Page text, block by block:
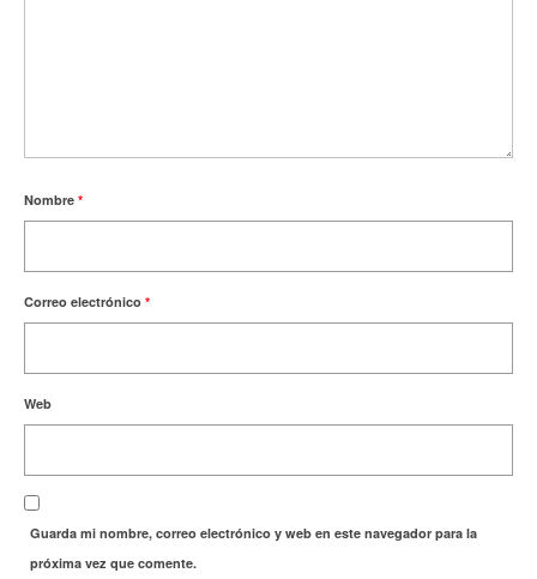
Nombre *
Correo electrónico *
Web
Guarda mi nombre, correo electrónico y web en este navegador para la
próxima vez que comente.